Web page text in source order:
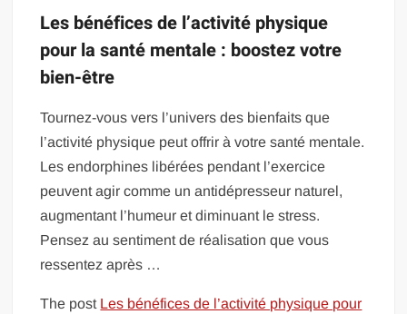
Les bénéfices de l’activité physique
pour la santé mentale : boostez votre
bien-être
Tournez-vous vers l’univers des bienfaits que
l’activité physique peut offrir à votre santé mentale.
Les endorphines libérées pendant l’exercice
peuvent agir comme un antidépresseur naturel,
augmentant l’humeur et diminuant le stress.
Pensez au sentiment de réalisation que vous
ressentez après …
The post Les bénéfices de l’activité physique pour